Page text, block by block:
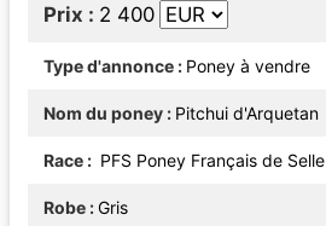
Prix 2 400
Type d'annonce Poney à vendre
Nom du poney Pitchui d'Arquetan
Race PFS Poney Français de Selle
Robe Gris